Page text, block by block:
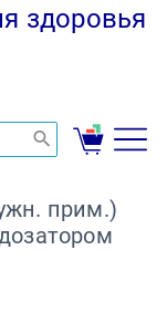
здоровья
прим.)